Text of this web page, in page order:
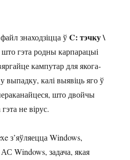
знаходзіцца ўC: тэчку \
што гэта родны карпарацыі
кампутар для якога-
выпадку, калі выявіць яго ў
што двойчы
не вірус.
з’яўляецца Windows,
Windows, задача, якая